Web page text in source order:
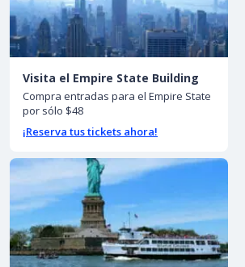
Visita el Empire State Building
Compra entradas para el Empire State
por sólo $48
¡Reserva tus tickets ahora!